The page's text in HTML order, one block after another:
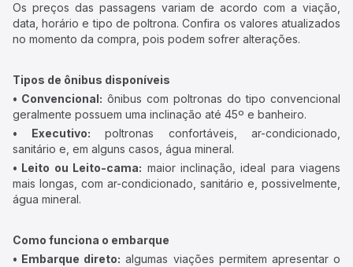
Os preços das passagens variam de acordo com a viação,
data, horário e tipo de poltrona. Confira os valores atualizados
no momento da compra, pois podem sofrer alterações.
Tipos de ônibus disponíveis
• Convencional: ônibus com poltronas do tipo convencional
geralmente possuem uma inclinação até 45º e banheiro.
• Executivo: poltronas confortáveis, ar-condicionado,
sanitário e, em alguns casos, água mineral.
• Leito ou Leito-cama: maior inclinação, ideal para viagens
mais longas, com ar-condicionado, sanitário e, possivelmente,
água mineral.
Como funciona o embarque
• Embarque direto: algumas viações permitem apresentar o